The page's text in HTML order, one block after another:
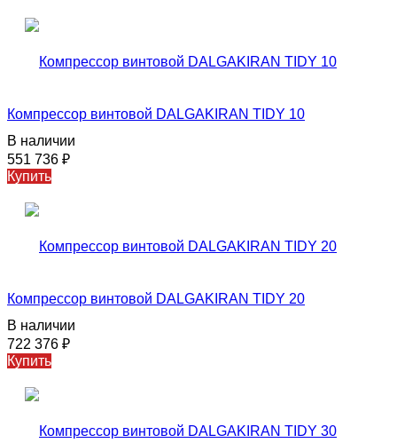
Компрессор винтовой DALGAKIRAN TIDY 10
В наличии
551 736 ₽
Купить
Компрессор винтовой DALGAKIRAN TIDY 20
В наличии
722 376 ₽
Купить